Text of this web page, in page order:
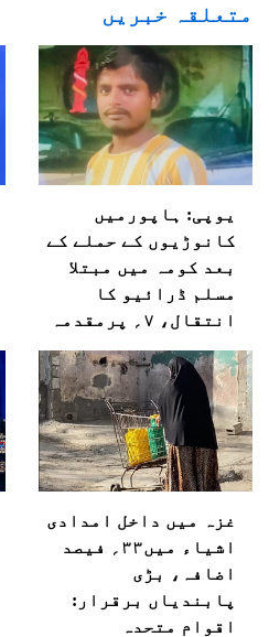
متعلقہ خبریں
یوپی: ہاپورمیں
کانوڑیوں کے حملے کے
بعد کومہ میں مبتلا
مسلم ڈرائیو کا
انتقال، ۷؍ پرمقدمہ
غزہ میں داخل امدادی
اشیاء میں۳۳؍ فیصد
اضافہ، بڑی
پابندیاں برقرار:
اقوام متحدہ